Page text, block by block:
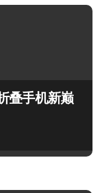
叠手机新巅